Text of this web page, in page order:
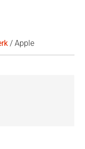
/ Apple